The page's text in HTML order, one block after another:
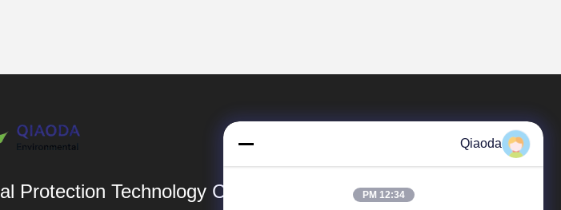
Protection Technology Co., Ltd.
Qiaoda
12:34 PM